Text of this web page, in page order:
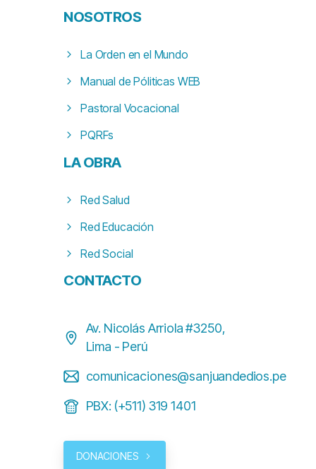
NOSOTROS
La Orden en el Mundo
Manual de Póliticas WEB
Pastoral Vocacional
PQRFs
LAOBRA
Red Salud
Red Educación
Red Social
CONTACTO
Av. Nicolás Arriola #3250,
Lima - Perú
comunicaciones@sanjuandedios.pe
PBX: (+511) 319 1401
DONACIONES